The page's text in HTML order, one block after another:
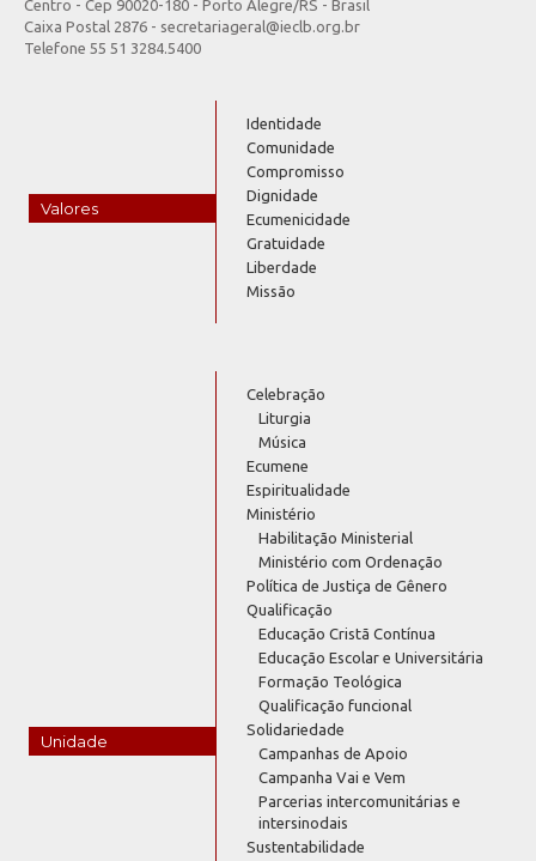
Centro - Cep 90020-180 - Porto Alegre/RS - Brasil
Caixa Postal 2876 - secretariageral@ieclb.org.br
Telefone 55 51 3284.5400
Valores
Identidade
Comunidade
Compromisso
Dignidade
Ecumenicidade
Gratuidade
Liberdade
Missão
Unidade
Celebração
Liturgia
Música
Ecumene
Espiritualidade
Ministério
Habilitação Ministerial
Ministério com Ordenação
Política de Justiça de Gênero
Qualificação
Educação Cristã Contínua
Educação Escolar e Universitária
Formação Teológica
Qualificação funcional
Solidariedade
Campanhas de Apoio
Campanha Vai e Vem
Parcerias intercomunitárias e
intersinodais
Sustentabilidade